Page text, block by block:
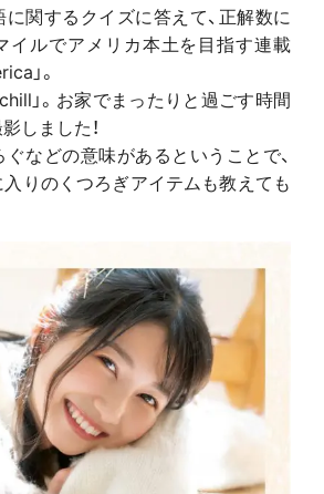
関するクイズに答えて、正解数に
イルでアメリカ本土を目指す連載
」。
」。お家でまったりと過ごす時間
しました！
ぐなどの意味があるということで、
りのくつろぎアイテムも教えても